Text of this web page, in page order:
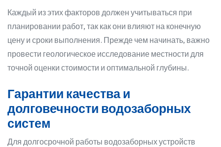
Каждый из этих факторов должен учитываться при
планировании работ, так как они влияют на конечную
цену и сроки выполнения. Прежде чем начинать, важно
провести геологическое исследование местности для
точной оценки стоимости и оптимальной глубины.
Гарантии качества и
долговечности водозаборных
систем
Для долгосрочной работы водозаборных устройств